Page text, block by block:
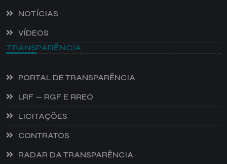
NOTÍCIAS
VÍDEOS
TRANSPARÊNCIA
PORTAL DE TRANSPARÊNCIA
LRF — RGF E RREO
LICITAÇÕES
CONTRATOS
RADAR DA TRANSPARÊNCIA